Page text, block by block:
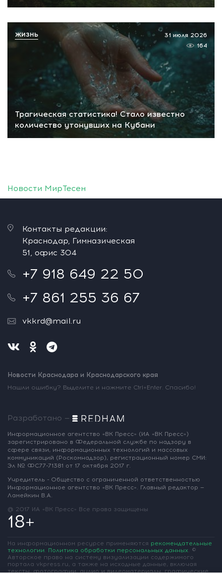
Трагическая статистика! Стало известно
количество утонувших на Кубани
31 июля 2026
164
ЖИЗНЬ
Новости МирТесен
Контакты редакции:
Краснодар, Гимназическая
51, офис 304
+7 918 649 22 50
+7 861 255 36 67
vkkrd@mail.ru
Новости Краснодара и Краснодарского края
Нашли ошибку? Выделите и нажмите Ctrl+Enter. Спасибо!
Разработано —
Информационное агентство «ВК Пресс» (ИА «ВК Пресс»)
зарегистрировано в Федеральной службе по надзору в
сфере связи, информационных технологий и массовых
коммуникаций (Роскомнадзор), регистрационный номер СМИ:
Эл № ФС77-71381 от 17 октября 2017 г.
Учредитель - Общество с ограниченной ответственностью
Информационное агентство «ВК Пресс». Главный редактор —
Ламейкин В.А.
@ 2017 ИА «ВК Пресс» Все права защищены
18+
На информационном ресурсе применяются рекомендательные
технологии. Политика обработки персональных данных. ©
Авторское право на систему визуализации содержимого
портала vkpress.ru, а также на исходные данные, включая
тексты, фотографии, аудио и видеоматериалы, графические